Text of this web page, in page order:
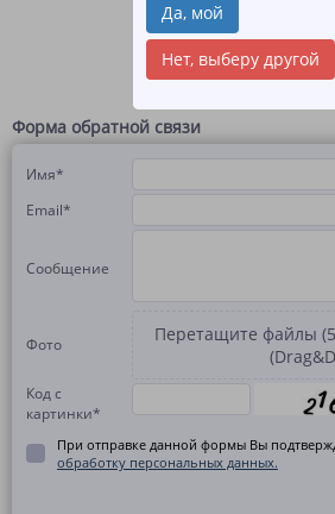
Да, мой
Нет, выберу другой
Форма обратной связи
Имя*
Email*
Сообщение
Фото
Перетащите файлы (5
Код с
картинки*
При отправке данной формы Вы
обработку персональных данных.